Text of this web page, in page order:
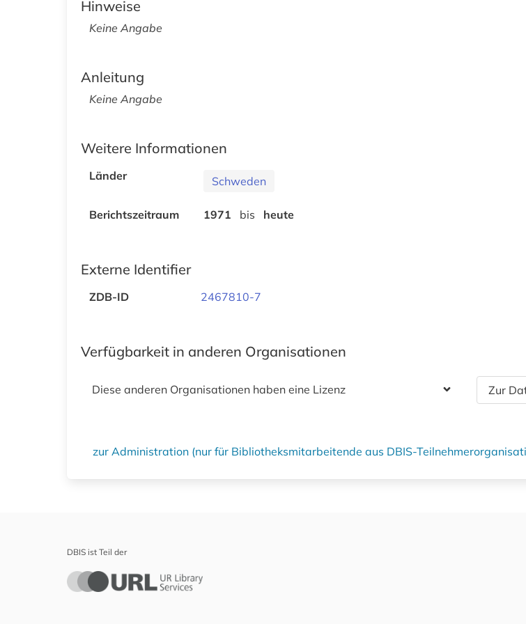
Hinweise
Keine Angabe
Anleitung
Keine Angabe
Weitere Informationen
Länder Schweden
Berichtszeitraum 1971 bis heute
Externe Identifier
ZDB-ID 2467810-7
Verfügbarkeit in anderen Organisationen
Diese anderen Organisationen haben eine Lizenz Zur
zur Administration (nur für Bibliotheksmitarbeitende aus DBIS-
DBIS ist Teil der